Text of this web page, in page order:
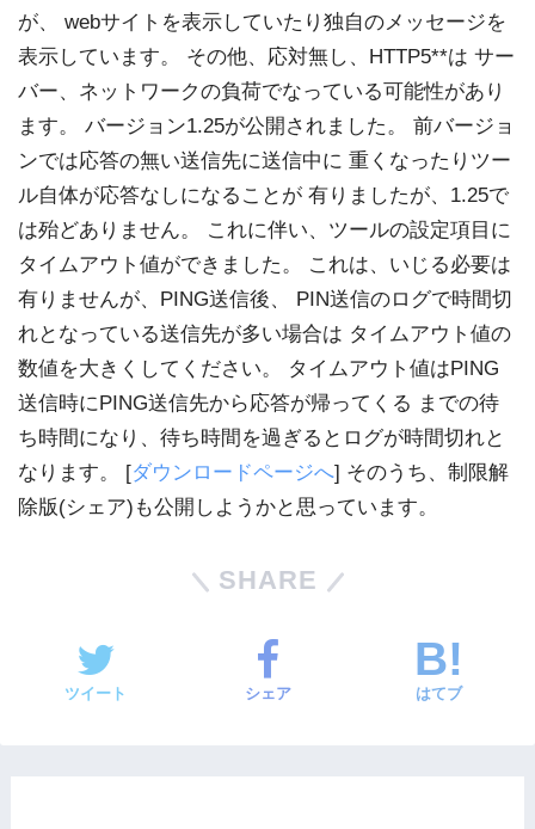
が、 webサイトを表示していたり独自のメッセージを
表示しています。 その他、応対無し、HTTP5**は サー
バー、ネットワークの負荷でなっている可能性があり
ます。 バージョン1.25が公開されました。 前バージョ
ンでは応答の無い送信先に送信中に 重くなったりツー
ル自体が応答なしになることが 有りましたが、1.25で
は殆どありません。 これに伴い、ツールの設定項目に
タイムアウト値ができました。 これは、いじる必要は
有りませんが、PING送信後、 PIN送信のログで時間切
れとなっている送信先が多い場合は タイムアウト値の
数値を大きくしてください。 タイムアウト値はPING
送信時にPING送信先から応答が帰ってくる までの待
ち時間になり、待ち時間を過ぎるとログが時間切れと
なります。 [ダウンロードページへ] そのうち、制限解
除版(シェア)も公開しようかと思っています。
SHARE
ツイート シェア はてブ